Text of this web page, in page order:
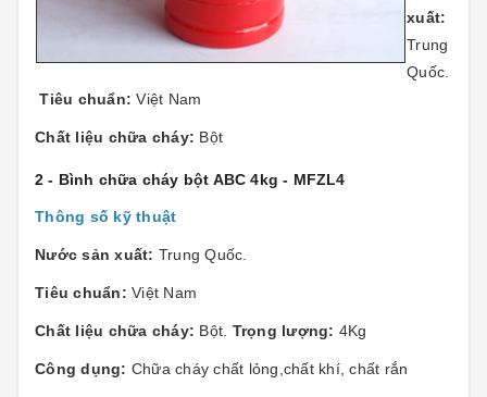
xuất:
Trung
Quốc.
Tiêu chuẩn: Việt Nam
Chất liệu chữa cháy: Bột
2 - Bình chữa cháy bột ABC 4kg - MFZL4
Thông số kỹ thuật
Nước sản xuất: Trung Quốc.
Tiêu chuẩn: Việt Nam
Chất liệu chữa cháy: Bột. Trọng lượng: 4Kg
Công dụng: Chữa cháy chất lỏng,chất khí, chất rắn